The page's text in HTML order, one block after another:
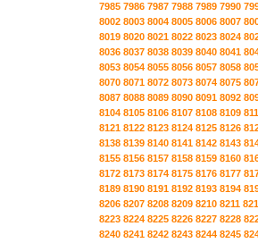
7985 7986 7987 7988 7989 7990
8002 8003 8004 8005 8006 8007
8019 8020 8021 8022 8023 8024
8036 8037 8038 8039 8040 8041
8053 8054 8055 8056 8057 8058
8070 8071 8072 8073 8074 8075
8087 8088 8089 8090 8091 8092
8104 8105 8106 8107 8108 8109
8121 8122 8123 8124 8125 8126
8138 8139 8140 8141 8142 8143
8155 8156 8157 8158 8159 8160
8172 8173 8174 8175 8176 8177
8189 8190 8191 8192 8193 8194
8206 8207 8208 8209 8210 8211
8223 8224 8225 8226 8227 8228
8240 8241 8242 8243 8244 8245